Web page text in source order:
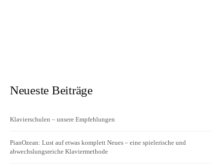
Neueste Beiträge
Klavierschulen – unsere Empfehlungen
PianOzean: Lust auf etwas komplett Neues – eine spielerische und
abwechslungsreiche Klaviermethode